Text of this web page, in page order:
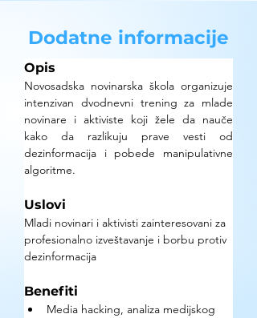
Dodatne informacije
Opis
Novosadska novinarska škola organizuje
intenzivan dvodnevni trening za mlade
novinare i aktiviste koji žele da nauče
kako da razlikuju prave vesti od
dezinformacija i pobede manipulativne
algoritme.
Uslovi
Mladi novinari i aktivisti zainteresovani za
profesionalno izveštavanje i borbu protiv
dezinformacija
Benefiti
Media hacking, analiza medijskog